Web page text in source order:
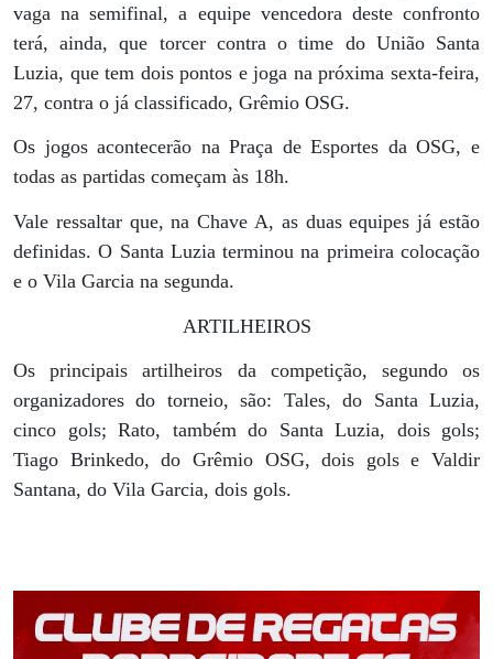
vaga na semifinal, a equipe vencedora deste confronto
terá, ainda, que torcer contra o time do União Santa
Luzia, que tem dois pontos e joga na próxima sexta-feira,
27, contra o já classificado, Grêmio OSG.
Os jogos acontecerão na Praça de Esportes da OSG, e
todas as partidas começam às 18h.
Vale ressaltar que, na Chave A, as duas equipes já estão
definidas. O Santa Luzia terminou na primeira colocação
e o Vila Garcia na segunda.
ARTILHEIROS
Os principais artilheiros da competição, segundo os
organizadores do torneio, são: Tales, do Santa Luzia,
cinco gols; Rato, também do Santa Luzia, dois gols;
Tiago Brinkedo, do Grêmio OSG, dois gols e Valdir
Santana, do Vila Garcia, dois gols.